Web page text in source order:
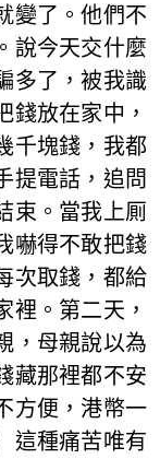
變了。他們不
說今天交什麼
多了，被我識
錢放在家中，
千塊錢，我都
提電話，追問
束。當我上厠
嚇得不敢把錢
次取錢，都給
裡。第二天，
，母親說以為
藏那裡都不安
方便，港幣一
這種痛苦唯有